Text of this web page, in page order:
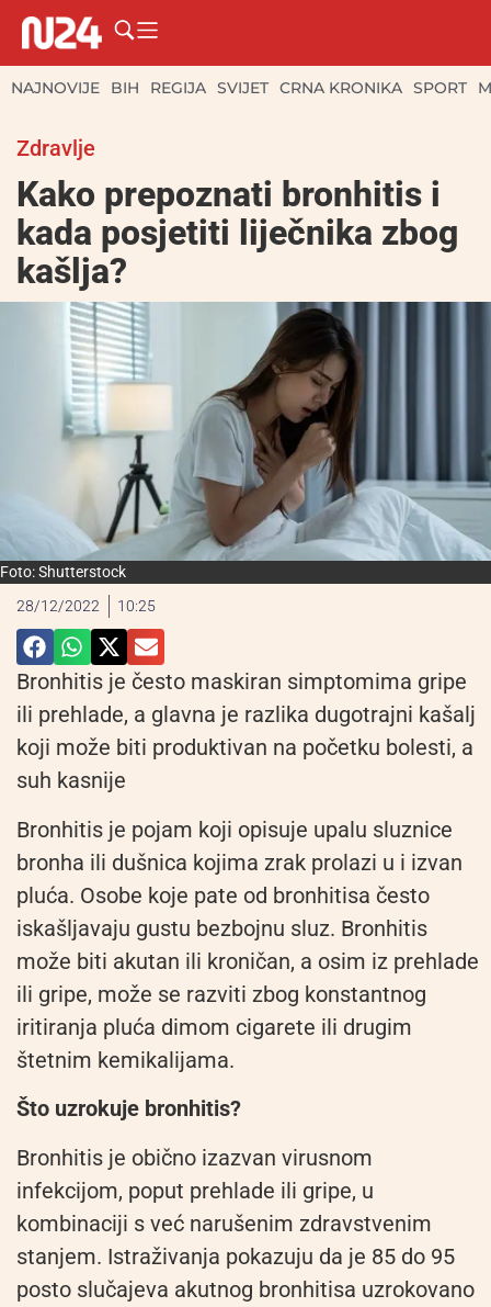
NAJNOVIJE BIH REGIJA SVIJET CRNA KRONIKA SPORT
Zdravlje
Kako prepoznati bronhitis i
kada posjetiti liječnika zbog
kašlja?
Foto: Shutterstock
28/12/2022
10:25
Bronhitis je često maskiran simptomima gripe
ili prehlade, a glavna je razlika dugotrajni kašalj
koji može biti produktivan na početku bolesti, a
suh kasnije
Bronhitis je pojam koji opisuje upalu sluznice
bronha ili dušnica kojima zrak prolazi u i izvan
pluća. Osobe koje pate od bronhitisa često
iskašljavaju gustu bezbojnu sluz. Bronhitis
može biti akutan ili kroničan, a osim iz prehlade
ili gripe, može se razviti zbog konstantnog
iritiranja pluća dimom cigarete ili drugim
štetnim kemikalijama.
Što uzrokuje bronhitis?
Bronhitis je obično izazvan virusnom
infekcijom, poput prehlade ili gripe, u
kombinaciji s već narušenim zdravstvenim
stanjem. Istraživanja pokazuju da je 85 do 95
posto slučajeva akutnog bronhitisa uzrokovano